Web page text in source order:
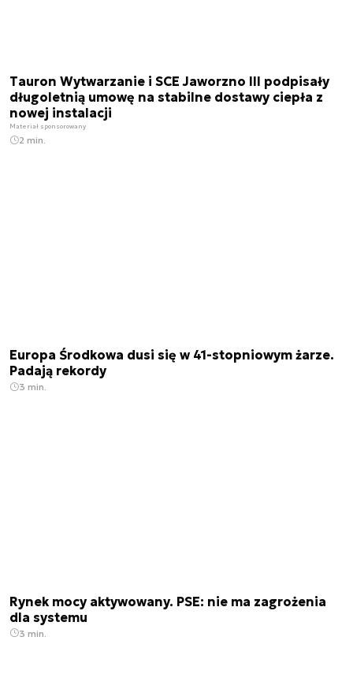
Tauron Wytwarzanie i SCE Jaworzno III podpisały
długoletnią umowę na stabilne dostawy ciepła z
nowej instalacji
Materiał sponsorowany
2 min.
Europa Środkowa dusi się w 41-stopniowym żarze.
Padają rekordy
3 min.
Rynek mocy aktywowany. PSE: nie ma zagrożenia
dla systemu
3 min.